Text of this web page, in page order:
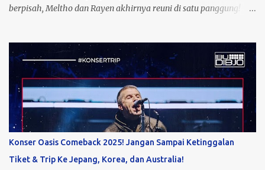
berpisah, Meltho dan Rayen akhirnya reuni di satu panggung!
tahun perjalanan musik PASTO. Bayangin, semua lagu hits
mereka yang dulu nemenin masa galau kamu, bakal kembali
menggema dengan aransemen yang lebih fresh. Catat
tanggalnya: 5 November 2025, lokasi: Jakarta Selatan! Siap-siap
buat sing a long bareng, karena ini bukan sekadar konser, tapi
perjalanan waktu yang bawa kamu balik ke era terbaik musik
Indonesia. Nggak cuma nostalgia, konser ini juga jadi bukti
bahwa musik PASTO masih relevan buat generasi sekarang. Jadi,
buat kamu yang dulu nge-fans sama mereka atau baru kenal
Konser Oasis Comeback 2025! Jangan Sampai Ketinggalan
Tiket & Trip Ke Jepang, Korea, dan Australia!